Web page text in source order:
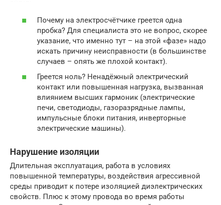
Почему на электросчётчике греется одна
пробка? Для специалиста это не вопрос, скорее
указание, что именно тут – на этой «фазе» надо
искать причину неисправности (в большинстве
случаев – опять же плохой контакт).
Греется ноль? Ненадёжный электрический
контакт или повышенная нагрузка, вызванная
влиянием высших гармоник (электрические
печи, светодиоды, газоразрядные лампы,
импульсные блоки питания, инверторные
электрические машины).
Нарушение изоляции
Длительная эксплуатация, работа в условиях
повышенной температуры, воздействия агрессивной
среды приводит к потере изоляцией диэлектрических
свойств. Плюс к этому провода во время работы